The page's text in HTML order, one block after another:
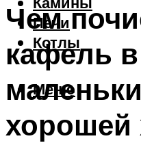
Печи
Котлы
Меню
Чем
кафель
хорошей